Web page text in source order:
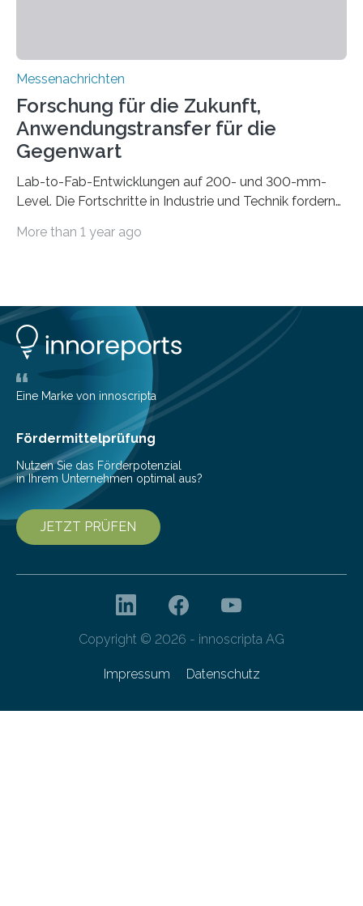
Messenachrichten
Forschung für die Zukunft,
Anwendungstransfer für die
Gegenwart
Lab-to-Fab-Entwicklungen auf 200- und 300-mm-
Level. Die Fortschritte in Industrie und Technik fordern
Mikrochips, sowohl aus technischer, wirtschaftlicher, als
dabei als starker Partner der Industrie etabliert. Das
Serviceangebot umfasst alle Schritte »from lab to fab«
– von der Beratung über die Prozessentwicklung bis hin
zur Pilotfertigung. 300-mm-Prozessanlagen am CNT.
(c) Sebastian Lassak / Fraunhofer IPMS…
More than 1 year ago
Eine Marke von innoscripta
Fördermittelprüfung
Nutzen Sie das Förderpotenzial
in Ihrem Unternehmen optimal aus?
JETZT PRÜFEN
Copyright © 2026 - innoscripta AG
Impressum Datenschutz